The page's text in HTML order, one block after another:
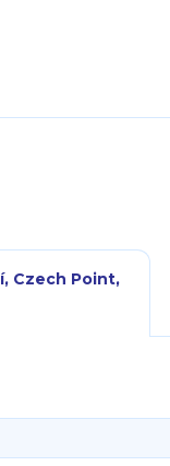
Czech Point,